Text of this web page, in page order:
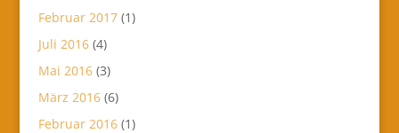
Februar 2017(1)
Juli 2016(4)
Mai 2016(3)
März 2016(6)
Februar 2016(1)